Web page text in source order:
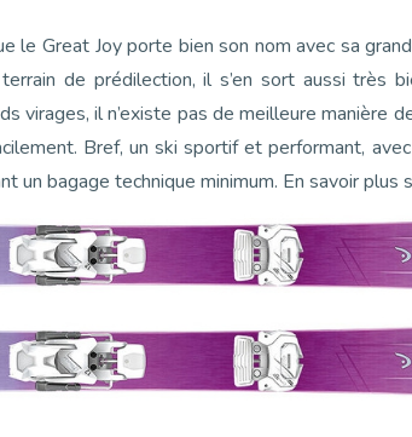
le Great Joy porte bien son nom avec sa
de prédilection, il s’en sort aussi très
virages, il n’existe pas de meilleure manière
Bref, un ski sportif et performant,
un bagage technique minimum. En savoir plus